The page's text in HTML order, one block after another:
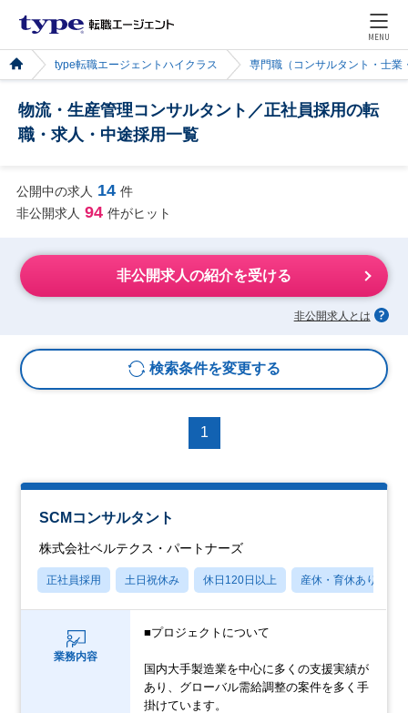
MENU
type転職エージェントハイクラス 専門職（コンサルタント・士業
物流・生産管理コンサルタント／正社員採用の転
職・求人・中途採用一覧
公開中の求人 14 件
非公開求人 94 件がヒット
非公開求人の紹介を受ける
非公開求人とは
検索条件を変更する
1
SCMコンサルタント
株式会社ベルテクス・パートナーズ
正社員採用 土日祝休み 休日120日以上 産休・育休あり
業務内容
■プロジェクトについて
国内大手製造業を中心に多くの支援実績が
あり、グローバル需給調整の案件を多く手
掛けています。